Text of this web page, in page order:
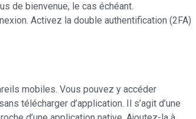
de bienvenue, le cas échéant.
Activez la double authentification (2FA)
mobiles. Vous pouvez y accéder
télécharger d’application. Il s’agit d’une